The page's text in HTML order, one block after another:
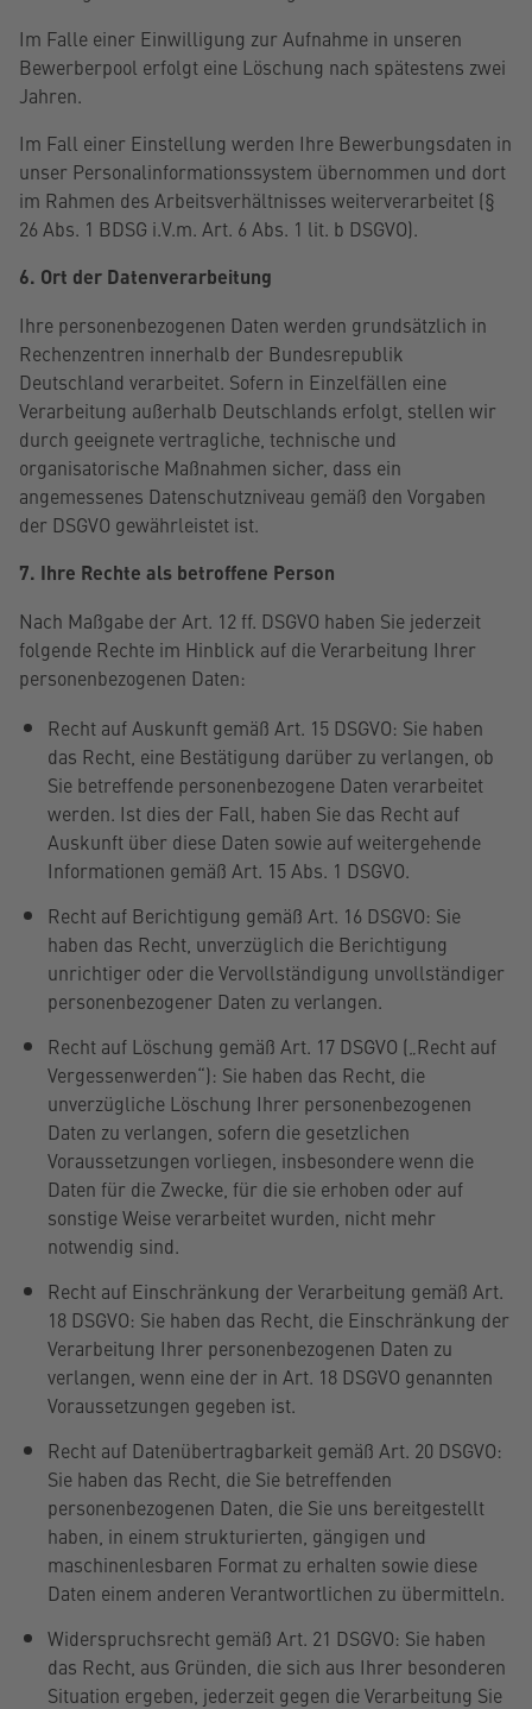
Im Falle einer Einwilligung zur Aufnahme in unseren
Bewerberpool erfolgt eine Löschung nach spätestens zwei
Jahren.
Im Fall einer Einstellung werden Ihre Bewerbungsdaten in
unser Personalinformationssystem übernommen und dort
im Rahmen des Arbeitsverhältnisses weiterverarbeitet (§
26 Abs. 1 BDSG i.V.m. Art. 6 Abs. 1 lit. b DSGVO).
6. Ort der Datenverarbeitung
Ihre personenbezogenen Daten werden grundsätzlich in
Rechenzentren innerhalb der Bundesrepublik
Deutschland verarbeitet. Sofern in Einzelfällen eine
Verarbeitung außerhalb Deutschlands erfolgt, stellen wir
durch geeignete vertragliche, technische und
organisatorische Maßnahmen sicher, dass ein
angemessenes Datenschutzniveau gemäß den Vorgaben
der DSGVO gewährleistet ist.
7. Ihre Rechte als betroffene Person
Nach Maßgabe der Art. 12 ff. DSGVO haben Sie jederzeit
folgende Rechte im Hinblick auf die Verarbeitung Ihrer
personenbezogenen Daten:
Recht auf Auskunft gemäß Art. 15 DSGVO: Sie haben
das Recht, eine Bestätigung darüber zu verlangen, ob
Sie betreffende personenbezogene Daten verarbeitet
werden. Ist dies der Fall, haben Sie das Recht auf
Auskunft über diese Daten sowie auf weitergehende
Informationen gemäß Art. 15 Abs. 1 DSGVO.
Recht auf Berichtigung gemäß Art. 16 DSGVO: Sie
haben das Recht, unverzüglich die Berichtigung
unrichtiger oder die Vervollständigung unvollständiger
personenbezogener Daten zu verlangen.
Recht auf Löschung gemäß Art. 17 DSGVO („Recht auf
Vergessenwerden“): Sie haben das Recht, die
unverzügliche Löschung Ihrer personenbezogenen
Daten zu verlangen, sofern die gesetzlichen
Voraussetzungen vorliegen, insbesondere wenn die
Daten für die Zwecke, für die sie erhoben oder auf
sonstige Weise verarbeitet wurden, nicht mehr
notwendig sind.
Recht auf Einschränkung der Verarbeitung gemäß Art.
18 DSGVO: Sie haben das Recht, die Einschränkung der
Verarbeitung Ihrer personenbezogenen Daten zu
verlangen, wenn eine der in Art. 18 DSGVO genannten
Voraussetzungen gegeben ist.
Recht auf Datenübertragbarkeit gemäß Art. 20 DSGVO:
Sie haben das Recht, die Sie betreffenden
personenbezogenen Daten, die Sie uns bereitgestellt
haben, in einem strukturierten, gängigen und
maschinenlesbaren Format zu erhalten sowie diese
Daten einem anderen Verantwortlichen zu übermitteln.
Widerspruchsrecht gemäß Art. 21 DSGVO: Sie haben
das Recht, aus Gründen, die sich aus Ihrer besonderen
Situation ergeben, jederzeit gegen die Verarbeitung Sie